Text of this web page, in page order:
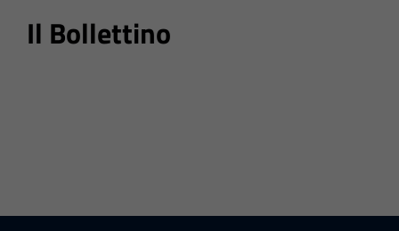
Il Bollettino